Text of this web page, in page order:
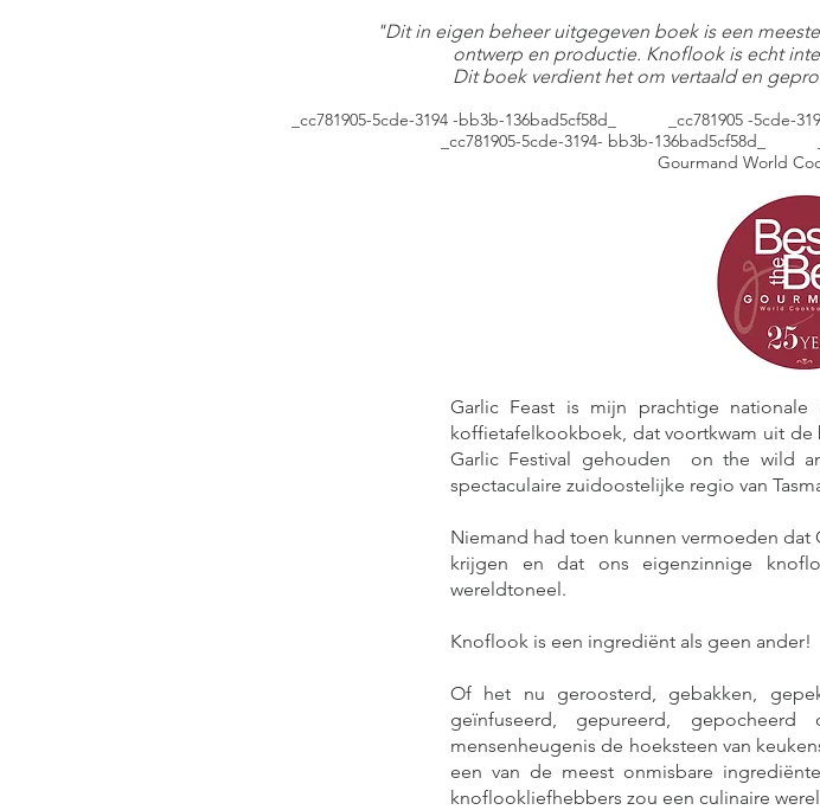
"Dit in eigen beheer uitgegeven boek is een
ontwerp en productie. Knoflook is echt
Dit boek verdient het om vertaald en
_cc781905-5cde-3194 -bb3b-136bad5cf58d_ _cc781905 -5cde-
_cc781905-5cde-3194- bb3b-136bad5cf58d_
Gourmand World
Garlic Feast is mijn prachtige nationale
koffietafelkookboek, dat voortkwam uit de
Garlic Festival gehouden on the wild
spectaculaire zuidoostelijke regio van
Niemand had toen kunnen vermoeden
krijgen en dat ons eigenzinnige
wereldtoneel.
Knoflook is een ingrediënt als geen ander!
Of het nu geroosterd, gebakken,
geïnfuseerd, gepureerd,
mensenheugenis de hoeksteen van
een van de meest onmisbare
knoflookliefhebbers zou een culinaire